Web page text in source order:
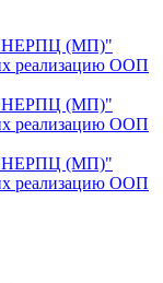
"НЕРПЦ (МП)"
реализацию ООП
"НЕРПЦ (МП)"
реализацию ООП
"НЕРПЦ (МП)"
реализацию ООП